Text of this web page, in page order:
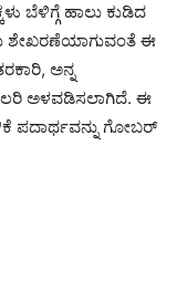
ಬೆಳಿಗ್ಗೆ ಹಾಲು ಕುಡಿದ
ಶೇಖರಣೆಯಾಗುವಂತೆ ಈ
ಅನ್ನ
ಅಳವಡಿಸಲಾಗಿದೆ. ಈ
ಪದಾರ್ಥವನ್ನು ಗೋಬರ್